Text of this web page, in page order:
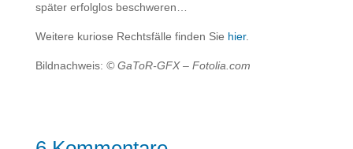
später erfolglos beschweren…
Weitere kuriose Rechtsfälle finden Sie hier.
Bildnachweis: © GaToR-GFX – Fotolia.com